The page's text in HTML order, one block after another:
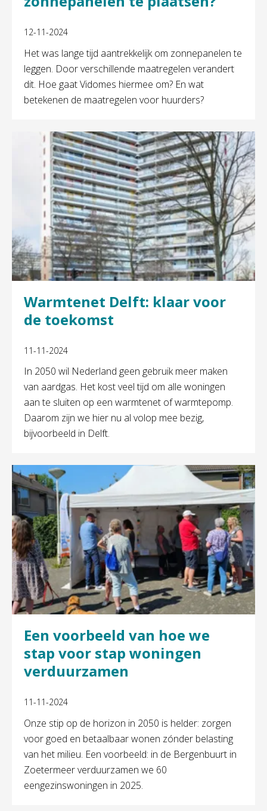
12-11-2024
Het was lange tijd aantrekkelijk om zonnepanelen te
leggen. Door verschillende maatregelen verandert
dit. Hoe gaat Vidomes hiermee om? En wat
betekenen de maatregelen voor huurders?
Warmtenet Delft: klaar voor
de toekomst
11-11-2024
In 2050 wil Nederland geen gebruik meer maken
van aardgas. Het kost veel tijd om alle woningen
aan te sluiten op een warmtenet of warmtepomp.
Daarom zijn we hier nu al volop mee bezig,
bijvoorbeeld in Delft.
Een voorbeeld van hoe we
stap voor stap woningen
verduurzamen
11-11-2024
Onze stip op de horizon in 2050 is helder: zorgen
voor goed en betaalbaar wonen zónder belasting
van het milieu. Een voorbeeld: in de Bergenbuurt in
Zoetermeer verduurzamen we 60
eengezinswoningen in 2025.